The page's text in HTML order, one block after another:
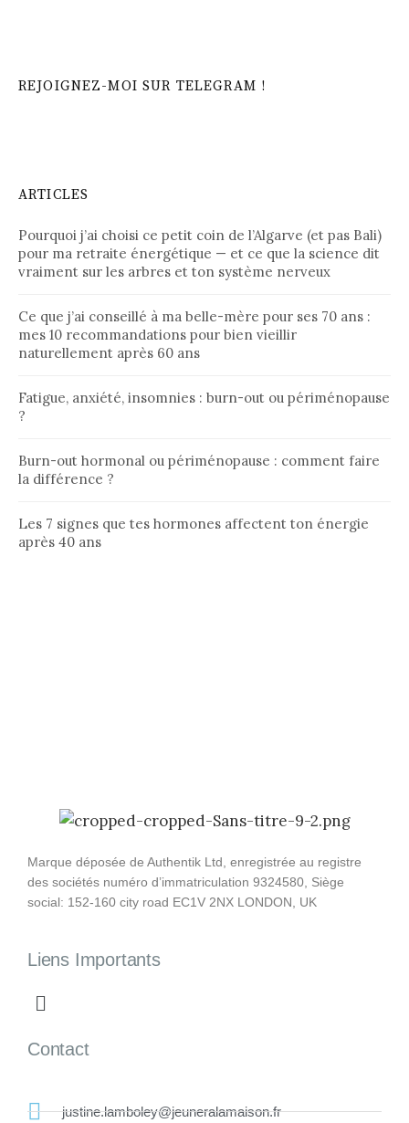
REJOIGNEZ-MOI SUR TELEGRAM !
ARTICLES
Pourquoi j’ai choisi ce petit coin de l’Algarve (et pas Bali)
pour ma retraite énergétique — et ce que la science dit
vraiment sur les arbres et ton système nerveux
Ce que j’ai conseillé à ma belle-mère pour ses 70 ans :
mes 10 recommandations pour bien vieillir
naturellement après 60 ans
Fatigue, anxiété, insomnies : burn-out ou périménopause
?
Burn-out hormonal ou périménopause : comment faire
la différence ?
Les 7 signes que tes hormones affectent ton énergie
après 40 ans
Marque déposée de Authentik Ltd, enregistrée au registre
des sociétés numéro d’immatriculation 9324580, Siège
social: 152-160 city road EC1V 2NX LONDON, UK
Liens Importants
Contact
justine.lamboley@jeuneralamaison.fr